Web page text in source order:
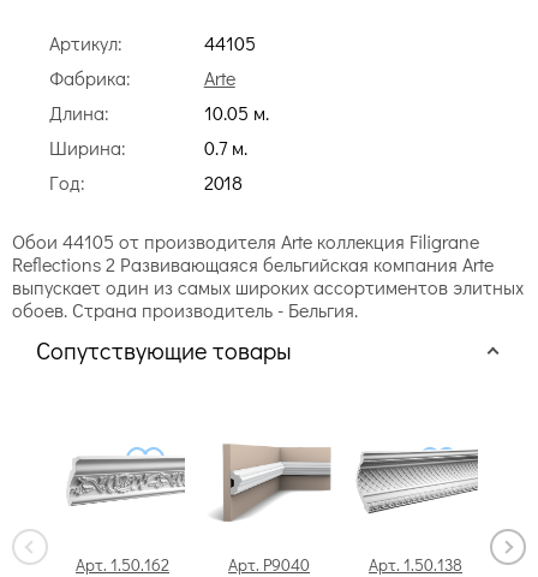
Артикул:
44105
Фабрика:
Arte
Длина:
10.05 м.
Ширина:
0.7 м.
Год:
2018
Обои 44105 от производителя Arte коллекция Filigrane
Reflections 2 Развивающаяся бельгийская компания Arte
выпускает один из самых широких ассортиментов элитных
обоев. Страна производитель - Бельгия.
Сопутствующие товары
Арт. 1.50.162 Арт. P9040 Арт. 1.50.138